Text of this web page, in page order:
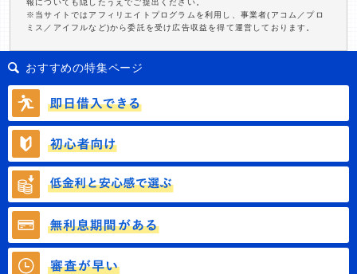
報についても隠したうえでご提出ください。
※当サイトではアフィリエイトプログラムを利用し、事業者(アコム／プロ
ミス／アイフルなど)から委託を受け広告収益を得て運営しております。
おすすめの特集ページ